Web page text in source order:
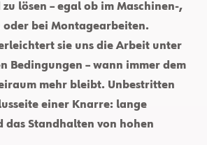
lösen – egal ob im Maschinen-,
oder bei Montagearbeiten.
sie uns die Arbeit unter
Bedingungen – wann immer dem
mehr bleibt. Unbestritten
einer Knarre: lange
das Standhalten von hohen